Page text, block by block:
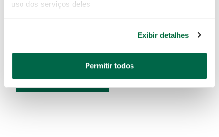
uso dos serviços deles
Exibir detalhes
Permitir todos